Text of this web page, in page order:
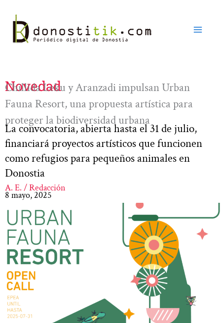
contenido
Novedad
Chillida Leku y Aranzadi impulsan Urban
Fauna Resort, una propuesta artística para
proteger la biodiversidad urbana
La convocatoria, abierta hasta el 31 de julio,
financiará proyectos artísticos que funcionen
como refugios para pequeños animales en
Donostia
A. E. / Redacción
8 mayo, 2025